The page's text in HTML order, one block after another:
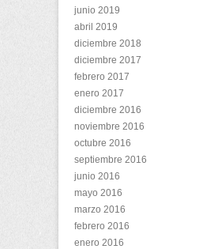
junio 2019
abril 2019
diciembre 2018
diciembre 2017
febrero 2017
enero 2017
diciembre 2016
noviembre 2016
octubre 2016
septiembre 2016
junio 2016
mayo 2016
marzo 2016
febrero 2016
enero 2016